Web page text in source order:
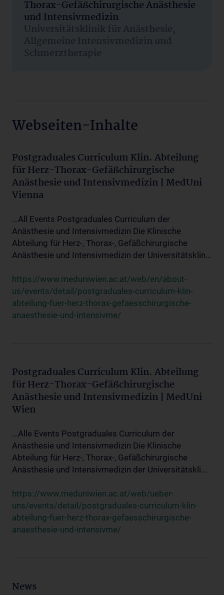
Thorax-Gefäßchirurgische Anästhesie
und Intensivmedizin
Universitätsklinik für Anästhesie,
Allgemeine Intensivmedizin und
Schmerztherapie
Webseiten-Inhalte
Postgraduales Curriculum Klin. Abteilung
für Herz-Thorax-Gefäßchirurgische
Anästhesie und Intensivmedizin | MedUni
Vienna
...All Events Postgraduales Curriculum der
Anästhesie und Intensivmedizin Die Klinische
Abteilung für Herz-, Thorax-, Gefäßchirurgische
Anästhesie und Intensivmedizin der Universitätsklin...
https://www.meduniwien.ac.at/web/en/about-
us/events/detail/postgraduales-curriculum-klin-
abteilung-fuer-herz-thorax-gefaesschirurgische-
anaesthesie-und-intensivme/
Postgraduales Curriculum Klin. Abteilung
für Herz-Thorax-Gefäßchirurgische
Anästhesie und Intensivmedizin | MedUni
Wien
...Alle Events Postgraduales Curriculum der
Anästhesie und Intensivmedizin Die Klinische
Abteilung für Herz-, Thorax-, Gefäßchirurgische
Anästhesie und Intensivmedizin der Universitätskli...
https://www.meduniwien.ac.at/web/ueber-
uns/events/detail/postgraduales-curriculum-klin-
abteilung-fuer-herz-thorax-gefaesschirurgische-
anaesthesie-und-intensivme/
News